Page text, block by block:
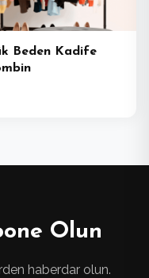
Beden Kadife
Olun
haberdar olun.